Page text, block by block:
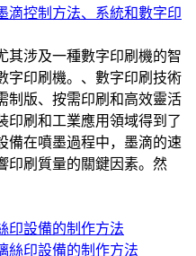
其涉及一種數字印刷機的智
字印刷機。、數字印刷技術
制版、按需印刷和高效靈活
印刷和工業應用領域得到了
備在噴墨過程中，墨滴的速
印刷質量的關鍵因素。然
印設備的制作方法